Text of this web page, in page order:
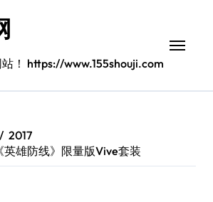
！ https://www.155shouji.com
2017
英雄防线》限量版Vive套装